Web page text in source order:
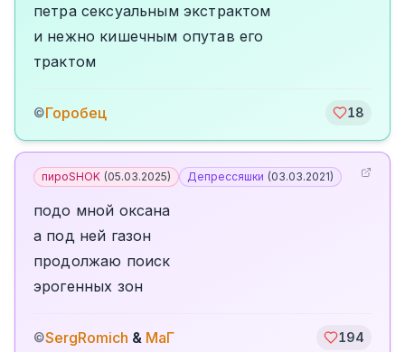
петра сексуальным экстрактом
и нежно кишечным опутав его
трактом
©Горобец 18
пироSHOK (05.03.2025) Депрессяшки (03.03.2021)
подо мной оксана
а под ней газон
продолжаю поиск
эрогенных зон
©SergRomich & МаГ 194